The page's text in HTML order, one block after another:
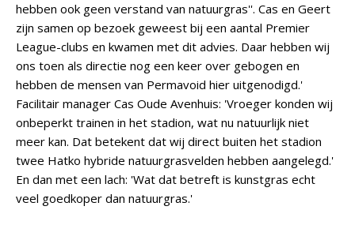
hebben ook geen verstand van natuurgras''. Cas en Geert
zijn samen op bezoek geweest bij een aantal Premier
League-clubs en kwamen met dit advies. Daar hebben wij
ons toen als directie nog een keer over gebogen en
hebben de mensen van Permavoid hier uitgenodigd.'
Facilitair manager Cas Oude Avenhuis: 'Vroeger konden wij
onbeperkt trainen in het stadion, wat nu natuurlijk niet
meer kan. Dat betekent dat wij direct buiten het stadion
twee Hatko hybride natuurgrasvelden hebben aangelegd.'
En dan met een lach: 'Wat dat betreft is kunstgras echt
veel goedkoper dan natuurgras.'